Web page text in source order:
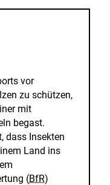
vor
zu schützen,
mit
begast.
dass Insekten
Land ins
(BfR)